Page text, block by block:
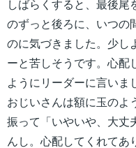
しばらくすると、最後尾
のずっと後ろに、いつの
のに気づきました。少し
ーと苦しそうです。心配
ようにリーダーに言いま
おじいさんは額に玉のよ
振って「いやいや、大丈
んし。心配してくれてあ